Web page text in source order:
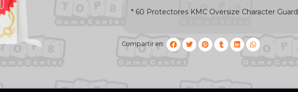
* 60 Protectores KMC Oversize Character Guard
Compartir en: